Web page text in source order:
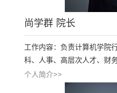
尚学群 院长
工作内容：负责计算机学院
科、人事、高层次人才、财务
个人简介>>